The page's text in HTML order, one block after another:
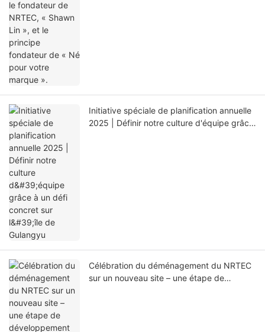
Initiative spéciale de planification annuelle
2025 | Définir notre culture d'équipe grâce
Célébration du déménagement du NRTEC
sur un nouveau site – une étape de